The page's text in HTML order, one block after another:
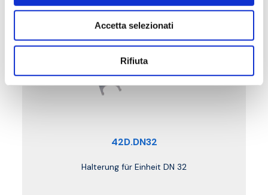
Accetta selezionati
Rifiuta
42D.DN32
Halterung für Einheit DN 32